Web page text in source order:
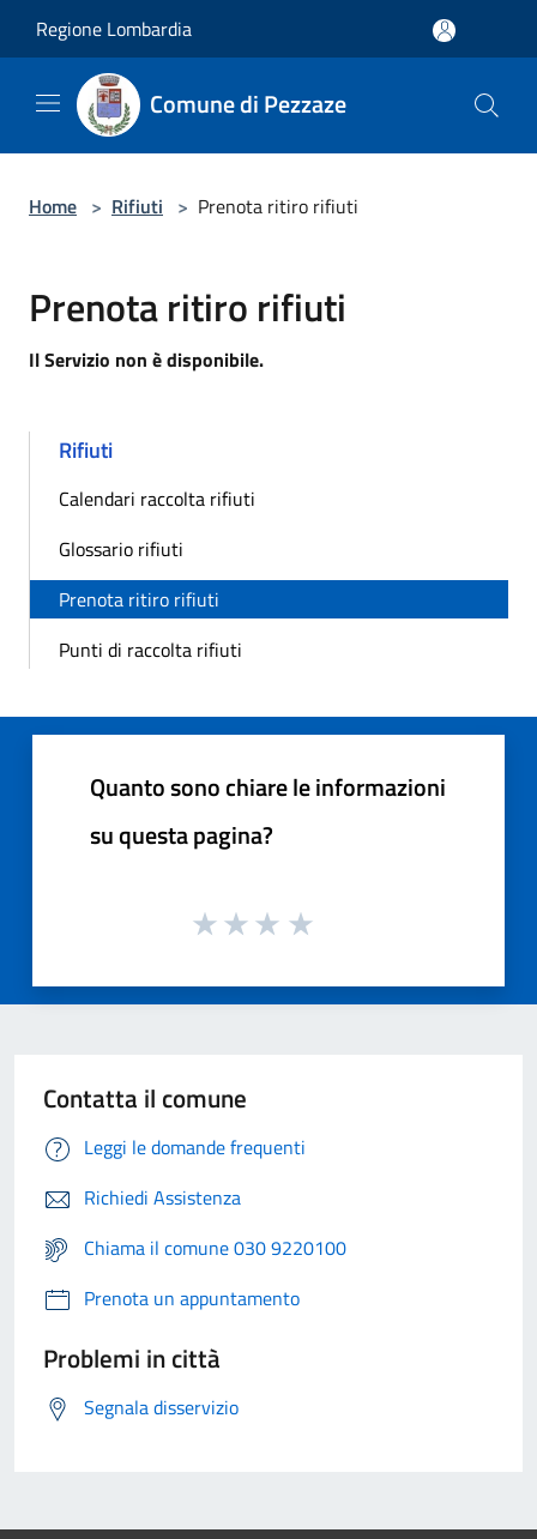
Regione Lombardia
Comune di Pezzaze
Home > Rifiuti > Prenota ritiro rifiuti
Prenota ritiro rifiuti
Il Servizio non è disponibile.
Rifiuti
Calendari raccolta rifiuti
Glossario rifiuti
Prenota ritiro rifiuti
Punti di raccolta rifiuti
Quanto sono chiare le informazioni
su questa pagina?
Contatta il comune
Leggi le domande frequenti
Richiedi Assistenza
Chiama il comune 030 9220100
Prenota un appuntamento
Problemi in città
Segnala disservizio